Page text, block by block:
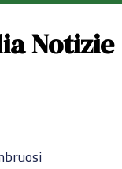
Notizie